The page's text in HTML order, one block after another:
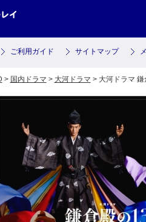
ご利用ガイド サイトマップ
> 国内ドラマ > 大河ドラマ > 大河ドラマ